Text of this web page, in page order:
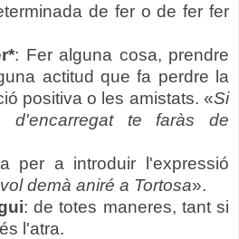
de fer o de fer fer
: Fer alguna cosa, prendre
actitud que fa perdre la
positiva o les amistats. «Si
d'encarregat te faràs de
per a introduir l'expressió
demà aniré a Tortosa».
: de totes maneres, tant si
l'atra.